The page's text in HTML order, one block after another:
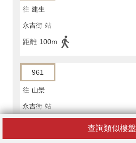
查詢類似樓盤
往 建生
永吉街 站
距離 100m
961
往 山景
永吉街 站